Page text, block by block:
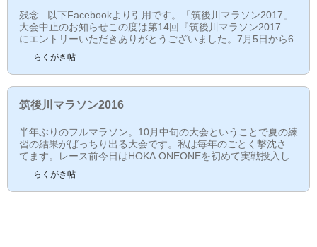
残念...以下Facebookより引用です。「筑後川マラソン2017」
大会中止のお知らせこの度は第14回『筑後川マラソン2017』
にエントリーいただきありがとうございました。7月5日から6
日にかけての九州北部豪雨により、コース状態が非常に悪く、
何とか開催できないかと関係機関と調整してまいりましたが、
大会当日までに走れる状態になる見通しがたたない可能性があ
り、安全面を考え中止することとなりました。次は10/29の糸
島観にマラソンまで大会はお預けです。9月、10月はみっちり
練習しなさいということですね... 2017/10/11追記筑後...
らくがき帖
筑後川マラソン2016
半年ぶりのフルマラソン。10月中旬の大会ということで夏の練
習の結果がばっちり出る大会です。私は毎年のごとく撃沈され
てます。レース前今日はHOKA ONEONEを初めて実戦投入し
ました。私は足の裏が弱いのか、とにかく足の裏の痛みに悩ま
されます。このシューズは厚底が売りです。ごついわりには軽
いのですが、それでも走ってると若干重みは感じますね。さす
らくがき帖